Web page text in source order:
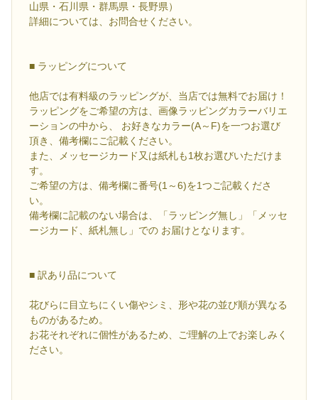
山県・石川県・群馬県・長野県）
詳細については、お問合せください。
■ ラッピングについて
他店では有料級のラッピングが、当店では無料でお届け！
ラッピングをご希望の方は、画像ラッピングカラーバリエ
ーションの中から、 お好きなカラー(A～F)を一つお選び
頂き、備考欄にご記載ください。
また、メッセージカード又は紙札も1枚お選びいただけま
す。
ご希望の方は、備考欄に番号(1～6)を1つご記載くださ
い。
備考欄に記載のない場合は、「ラッピング無し」「メッセ
ージカード、紙札無し」での お届けとなります。
■ 訳あり品について
花びらに目立ちにくい傷やシミ、形や花の並び順が異なる
ものがあるため。
お花それぞれに個性があるため、ご理解の上でお楽しみく
ださい。